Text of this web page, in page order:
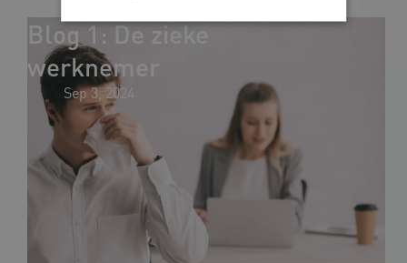
Blog 1: De zieke
werknemer
Sep 3, 2024